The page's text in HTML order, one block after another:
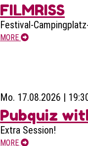
FILMRISS
Festival-
MORE
Mo. 17.08.2026 |
Pubquiz
Extra Session!
MORE